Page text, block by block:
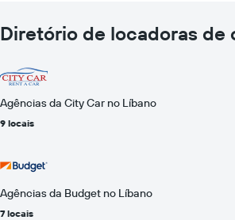
Diretório de locadoras de
Agências da City Car no Líbano
9 locais
Agências da Budget no Líbano
7 locais